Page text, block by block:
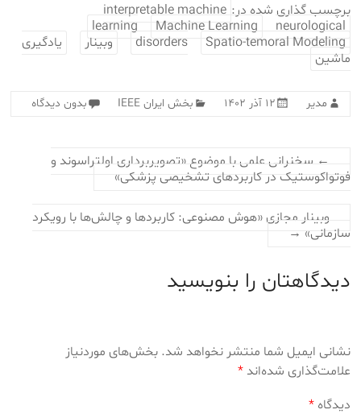
برچسب گذاری شده در: interpretable machine
learning
Machine Learning
neurological
disorders
Spatio-temoral Modeling وبینار
یادگیری
ماشین
مدیر ۱۲ آذر ۱۴۰۲ بخش ایران IEEE بدون دیدگاه
← سخنرانی علمی با موضوع «تصویربرداری اولتراسوند و
فوتواکوستیک در کاربردهای تشخیصی پزشکی»
وبینار مجازی «هوش مصنوعی: کاربردها و چالش‌ها با رویکرد
سازمانی» →
دیدگاهتان را بنویسید
نشانی ایمیل شما منتشر نخواهد شد. بخش‌های موردنیاز
علامت‌گذاری شده‌اند*
دیدگاه*